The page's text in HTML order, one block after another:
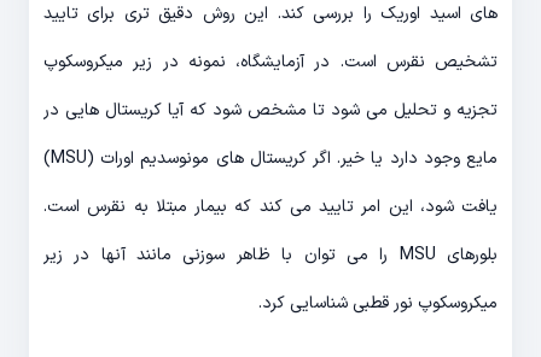
های اسید اوریک را بررسی کند. این روش دقیق تری برای تایید
تشخیص نقرس است. در آزمایشگاه، نمونه در زیر میکروسکوپ
تجزیه و تحلیل می شود تا مشخص شود که آیا کریستال هایی در
مایع وجود دارد یا خیر. اگر کریستال های مونوسدیم اورات (MSU)
یافت شود، این امر تایید می کند که بیمار مبتلا به نقرس است.
بلورهای MSU را می توان با ظاهر سوزنی مانند آنها در زیر
میکروسکوپ نور قطبی شناسایی کرد.